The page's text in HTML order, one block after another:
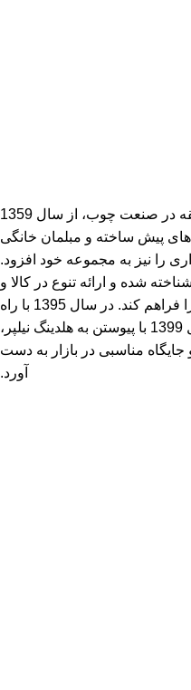
شرکت هومن با بیش از 40 سال سابقه در صنعت چوب، از سال 1359
پیش ساخته و مبلمان خانگی
1375 مبلمان اداری را نیز به مجموعه خود افزود.
شده و ارائه تنوع در کالا و
قیمت، توانسته رضایت مشتریان را فراهم کند. در سال 1395 با راه
اندازی کارخانه ای مدرن و در سال 1399 با پیوستن به هلدینگ نیلپر،
مناسبی در بازار به دست
آورد.